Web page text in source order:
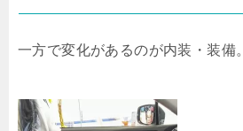
一方で変化があるのが内装・装備。